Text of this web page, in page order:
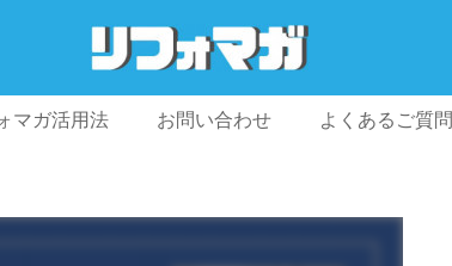
マガ活用法 お問い合わせ よくあるご質問